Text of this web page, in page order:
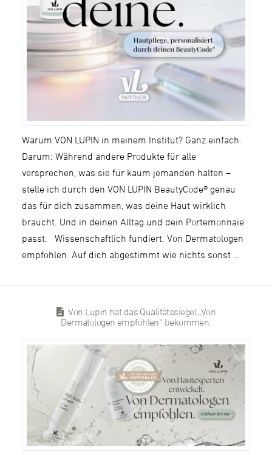
Warum VON LUPIN in meinem Institut? Ganz einfach.
Darum: Während andere Produkte für alle
versprechen, was sie für kaum jemanden halten –
stelle ich durch den VON LUPIN BeautyCode® genau
das für dich zusammen, was deine Haut wirklich
braucht. Und in deinen Alltag und dein Portemonnaie
passt. Wissenschaftlich fundiert. Von Dermatologen
empfohlen. Auf dich abgestimmt wie nichts sonst …
Von Lupin hat das Qualitätssiegel „Von
Dermatologen empfohlen“ bekommen.